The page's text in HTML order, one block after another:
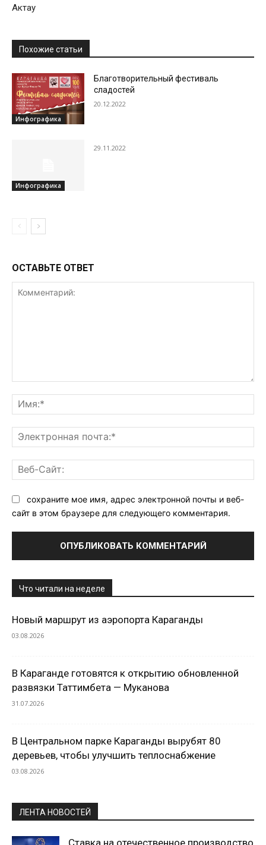
Актау
Похожие статьи
Инфографика
Благотворительный фестиваль
сладостей
20.12.2022
Инфографика
29.11.2022
ОСТАВЬТЕ ОТВЕТ
сохраните мое имя, адрес электронной почты и веб-
сайт в этом браузере для следующего комментария.
Что читали на неделе
Новый маршрут из аэропорта Караганды
03.08.2026
В Караганде готовятся к открытию обновленной
развязки Таттимбета — Муканова
31.07.2026
В Центральном парке Караганды вырубят 80
деревьев, чтобы улучшить теплоснабжение
03.08.2026
ЛЕНТА НОВОСТЕЙ